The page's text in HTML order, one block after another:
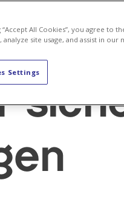
in EFZ
“Accept All Cookies”, you agree to
analyze site usage, and assist in our
Settings